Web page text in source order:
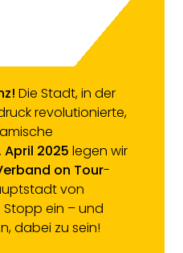
Die Stadt, in der
revolutionierte,
April 2025 legen wir
on Tour-
von
Stopp ein – und
dabei zu sein!